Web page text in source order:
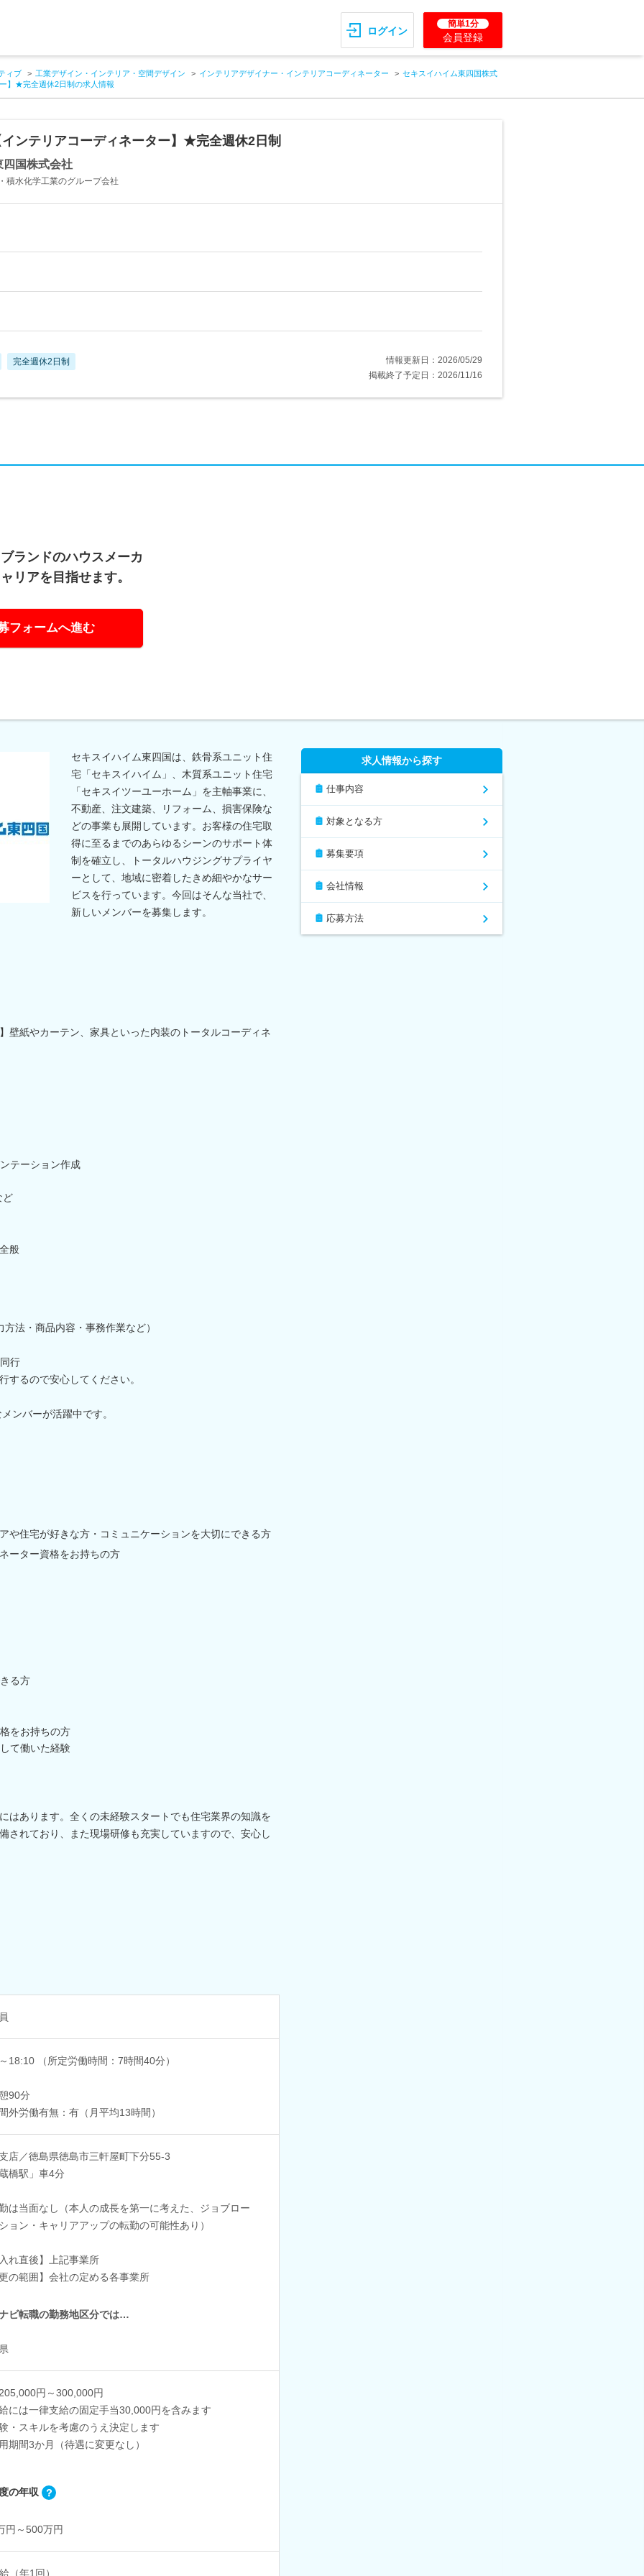
ログイン
簡単1分
会員登録
ィブ 工業デザイン・インテリア・空間デザイン インテリアデザイナー・インテリアコーディネーター
セキスイハイム東四国株式
】★完全週休2日制の求人情報
ンテリアコーディネーター】★完全週休2日制
四国株式会社
積水化学工業のグループ会社
完全週休2日制
情報更新日：2026/05/29
掲載終了予定日：2026/11/16
ランドのハウスメーカ
リアを目指せます。
フォームへ進む
セキスイハイム東四国は、鉄骨系ユニット住
宅「セキスイハイム」、木質系ユニット住宅
「セキスイツーユーホーム」を主軸事業に、
不動産、注文建築、リフォーム、損害保険な
どの事業も展開しています。お客様の住宅取
得に至るまでのあらゆるシーンのサポート体
制を確立し、トータルハウジングサプライヤ
ーとして、地域に密着したきめ細やかなサー
ビスを行っています。今回はそんな当社で、
新しいメンバーを募集します。
壁紙やカーテン、家具といった内装のトータルコーディネ
テーション作成
ど
般
法・商品内容・事務作業など）
行
るので安心してください。
ンバーが活躍中です。
や住宅が好きな方・コミュニケーションを大切にできる方
ーター資格をお持ちの方
る方
をお持ちの方
て働いた経験
はあります。全くの未経験スタートでも住宅業界の知識を
されており、また現場研修も充実していますので、安心し
18:10 （所定労働時間：7時間40分）
90分
外労働有無：有（月平均13時間）
店／徳島県徳島市三軒屋町下分55-3
橋駅」車4分
は当面なし（本人の成長を第一に考えた、ジョブロー
ョン・キャリアアップの転勤の可能性あり）
れ直後】上記事業所
の範囲】会社の定める各事業所
ビ転職の勤務地区分では…
円～300,000円
には一律支給の固定手当30,000円を含みます
・スキルを考慮のうえ決定します
期間3か月（待遇に変更なし）
の年収
円～500万円
（年1回）
求人情報から探す
仕事内容
対象となる方
募集要項
会社情報
応募方法